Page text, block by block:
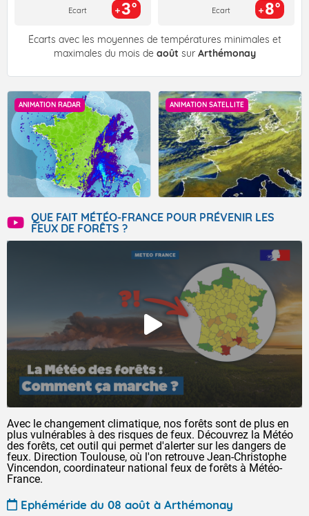
Ecart 3° Ecart 8°
Écarts avec les moyennes de températures minimales et
maximales du mois de août sur Arthémonay
ANIMATION RADAR ANIMATION SATELLITE
QUE FAIT MÉTÉO-FRANCE POUR PRÉVENIR LES
FEUX DE FORÊTS ?
Avec le changement climatique, nos forêts sont de plus en
plus vulnérables à des risques de feux. Découvrez la Météo
des forêts, cet outil qui permet d'alerter sur les dangers de
feux. Direction Toulouse, où l'on retrouve Jean-Christophe
Vincendon, coordinateur national feux de forêts à Météo-
France.
Ephéméride du 08 août à Arthémonay